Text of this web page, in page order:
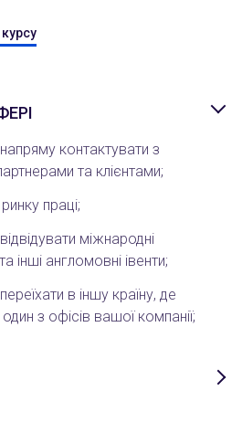
контактувати з
та клієнтами;
праці;
міжнародні
інші англомовні івенти;
в іншу країну, де
з офісів вашої компанії;